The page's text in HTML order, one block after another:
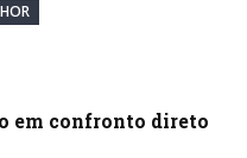
em confronto direto